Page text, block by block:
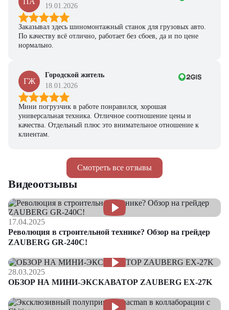
Смотреть все отзывы
19.01.2026
Заказывал здесь шиномонтажный станок для грузовых авто.
По качеству всё отлично, работает без сбоев, да и по цене
нормально.
ГЖ
Городской житель
18.01.2026
Мини погрузчик в работе понравился, хорошая
универсальная техника. Отличное соотношение цены и
качества. Отдельный плюс это внимательное отношение к
клиентам.
Видеоотзывы
17.04.2025
Революция в строительной технике? Обзор на грейдер
ZAUBERG GR-240C!
28.03.2025
ОБЗОР НА МИНИ-ЭКСКАВАТОР ZAUBERG EX-27K